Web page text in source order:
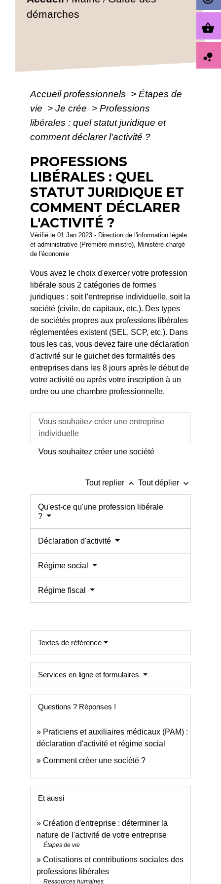
démarches
Accueil professionnels > Étapes de
vie > Je crée > Professions
libérales : quel statut juridique et
comment déclarer l'activité ?
PROFESSIONS
LIBÉRALES : QUEL
STATUT JURIDIQUE ET
COMMENT DÉCLARER
L'ACTIVITÉ ?
Vérifié le 01 Jan 2023 - Direction de l'information légale
et administrative (Première ministre), Ministère chargé
de l'économie
Vous avez le choix d'exercer votre profession
libérale sous 2 catégories de formes
juridiques : soit l'entreprise individuelle, soit la
société (civile, de capitaux, etc.). Des types
de sociétés propres aux professions libérales
réglementées existent (SEL, SCP, etc.). Dans
tous les cas, vous devez faire une déclaration
d'activité sur le guichet des formalités des
entreprises dans les 8 jours après le début de
votre activité ou après votre inscription à un
ordre ou une chambre professionnelle.
Vous souhaitez créer une entreprise
individuelle
Vous souhaitez créer une société
Tout replier keyboard_arrow_up Tout déplier keyboard_arrow_down
Qu'est-ce qu'une profession libérale
?
Déclaration d'activité
Régime social
Régime fiscal
Textes de référence
Services en ligne et formulaires
Questions ? Réponses !
Praticiens et auxiliaires médicaux (PAM) :
déclaration d'activité et régime social
Comment créer une société ?
Et aussi
Création d'entreprise : déterminer la
nature de l'activité de votre entreprise
Étapes de vie
Cotisations et contributions sociales des
professions libérales
Ressources humaines
shopping_basket
bubble_chart